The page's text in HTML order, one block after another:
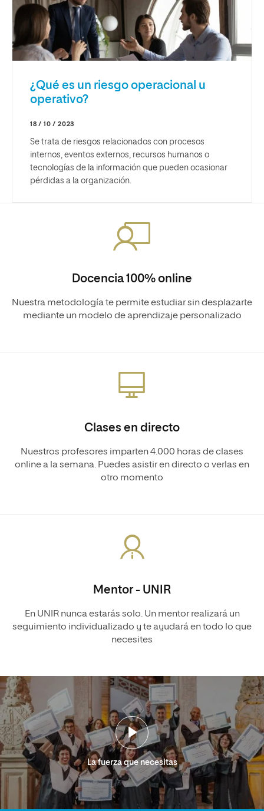
¿Qué es un riesgo operacional u
operativo?
18 / 10 / 2023
Se trata de riesgos relacionados con procesos
internos, eventos externos, recursos humanos o
tecnologías de la información que pueden ocasionar
pérdidas a la organización.
Docencia 100% online
Nuestra metodología te permite estudiar sin desplazarte
mediante un modelo de aprendizaje personalizado
Clases en directo
Nuestros profesores imparten 4.000 horas de clases
online a la semana. Puedes asistir en directo o verlas en
otro momento
Mentor - UNIR
En UNIR nunca estarás solo. Un mentor realizará un
seguimiento individualizado y te ayudará en todo lo que
necesites
La fuerza que necesitas